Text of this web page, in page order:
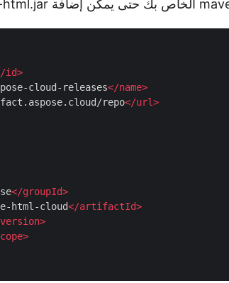
id>
cloud-releases</name>
repo</url>
</groupId>
html-cloud</artifactId>
version>
>